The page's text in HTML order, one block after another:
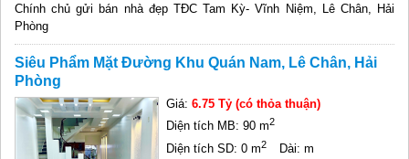
Chính chủ gửi bán nhà đẹp TĐC Tam Kỳ- Vĩnh Niệm, Lê Chân, Hải
Phòng
Siêu Phẩm Mặt Đường Khu Quán Nam, Lê Chân, Hải
Phòng
Giá:6.75 Tỷ (có thỏa thuận)
Diện tích MB: 90 m2
Diện tích SD: 0 m2
Dài: m